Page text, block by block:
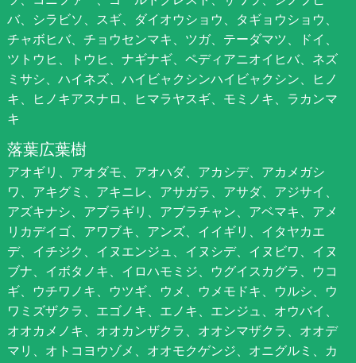
バ、シラビソ、スギ、ダイオウショウ、タギョウショウ、
チャボヒバ、チョウセンマキ、ツガ、テーダマツ、ドイ、
ツトウヒ、トウヒ、ナギナギ、ペディアニオイヒバ、ネズ
ミサシ、ハイネズ、ハイビャクシンハイビャクシン、ヒノ
キ、ヒノキアスナロ、ヒマラヤスギ、モミノキ、ラカンマ
キ
落葉広葉樹
アオギリ、アオダモ、アオハダ、アカシデ、アカメガシ
ワ、アキグミ、アキニレ、アサガラ、アサダ、アジサイ、
アズキナシ、アブラギリ、アブラチャン、アベマキ、アメ
リカデイゴ、アワブキ、アンズ、イイギリ、イタヤカエ
デ、イチジク、イヌエンジュ、イヌシデ、イヌビワ、イヌ
ブナ、イボタノキ、イロハモミジ、ウグイスカグラ、ウコ
ギ、ウチワノキ、ウツギ、ウメ、ウメモドキ、ウルシ、ウ
ワミズザクラ、エゴノキ、エノキ、エンジュ、オウバイ、
オオカメノキ、オオカンザクラ、オオシマザクラ、オオデ
マリ、オトコヨウゾメ、オオモクゲンジ、オニグルミ、カ